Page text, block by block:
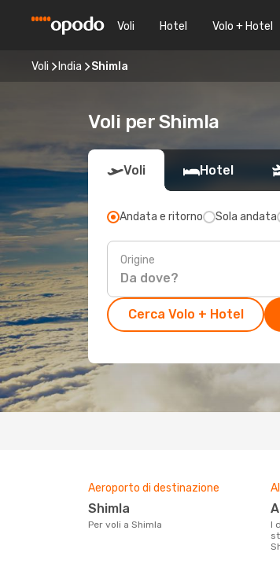
Voli Hotel Volo + Hotel
Voli India Shimla
Voli per Shimla
Voli Hotel
Andata e ritorno Sola andata
Origine
Cerca Volo + Hotel
Aeroporto di destinazione
Shimla
Per voli a Shimla
I dati dei nostri clienti ci dicono che la